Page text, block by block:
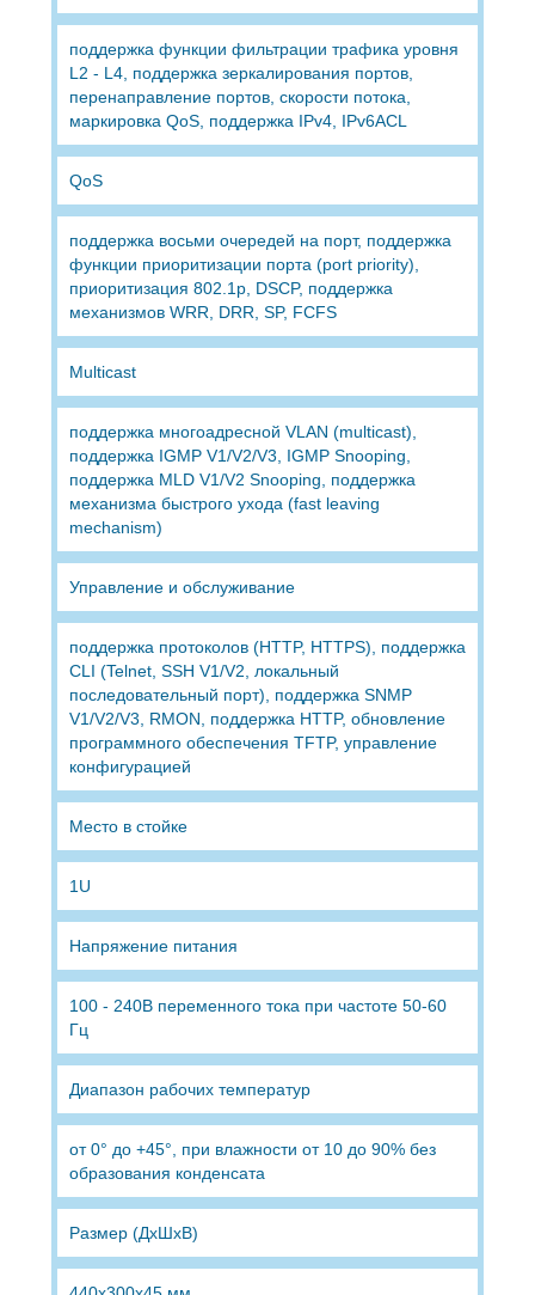
поддержка функции фильтрации трафика уровня
L2 - L4, поддержка зеркалирования портов,
перенаправление портов, скорости потока,
маркировка QoS, поддержка IPv4, IPv6ACL
QoS
поддержка восьми очередей на порт, поддержка
функции приоритизации порта (port priority),
приоритизация 802.1p, DSCP, поддержка
механизмов WRR, DRR, SP, FCFS
Multicast
поддержка многоадресной VLAN (multicast),
поддержка IGMP V1/V2/V3, IGMP Snooping,
поддержка MLD V1/V2 Snooping, поддержка
механизма быстрого ухода (fast leaving
mechanism)
Управление и обслуживание
поддержка протоколов (HTTP, HTTPS), поддержка
CLI (Telnet, SSH V1/V2, локальный
последовательный порт), поддержка SNMP
V1/V2/V3, RMON, поддержка HTTP, обновление
программного обеспечения TFTP, управление
конфигурацией
Место в стойке
1U
Напряжение питания
100 - 240В переменного тока при частоте 50-60
Гц
Диапазон рабочих температур
от 0° до +45°, при влажности от 10 до 90% без
образования конденсата
Размер (ДхШхВ)